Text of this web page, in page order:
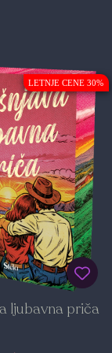
LETNJE CENE 30%
ljubavna priča